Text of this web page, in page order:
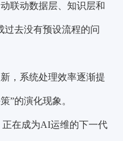
联动数据层、知识层和
过去没有预设流程的问
，系统处理效率逐渐提
”的演化现象。
正在成为AI运维的下一代